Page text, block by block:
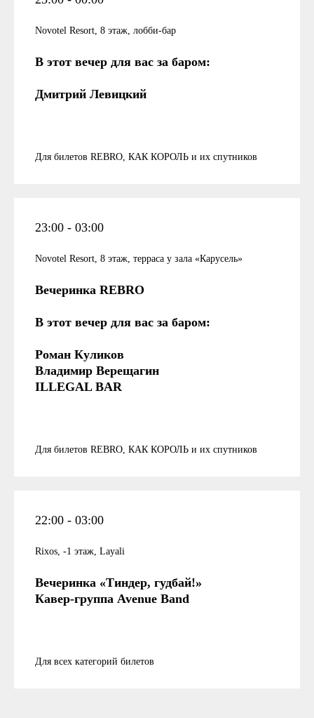
Novotel Resort, 8 этаж, лобби-бар
В этот вечер для вас за баром:
Дмитрий Левицкий
Для билетов REBRO, КАК КОРОЛЬ и их спутников
23:00 - 03:00
Novotel Resort, 8 этаж, терраса у зала «Карусель»
Вечеринка REBRO
В этот вечер для вас за баром:
Роман Куликов
Владимир Верещагин
ILLEGAL BAR
Для билетов REBRO, КАК КОРОЛЬ и их спутников
22:00 - 03:00
Rixos, -1 этаж, Layali
Вечеринка «Тиндер, гудбай!»
Кавер-группа Avenue Band
Для всех категорий билетов